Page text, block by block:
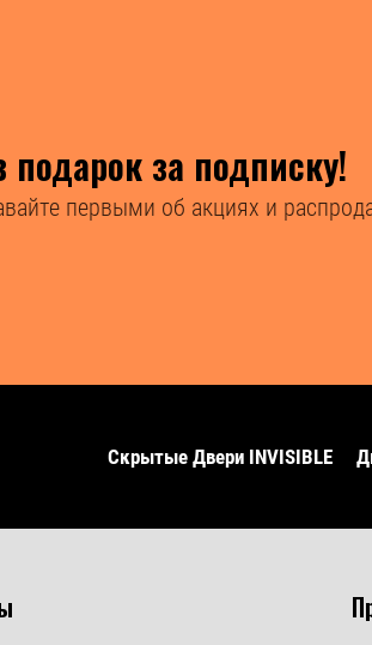
за подписку!
первыми об акциях и
Скрытые Двери INVISIBLE